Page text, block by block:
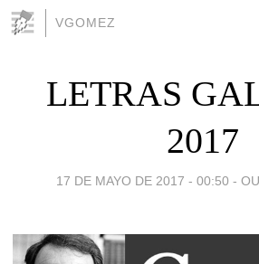
VGOMEZ
LETRAS
2017
17 DE MAYO DE 2017 - 00:50 -